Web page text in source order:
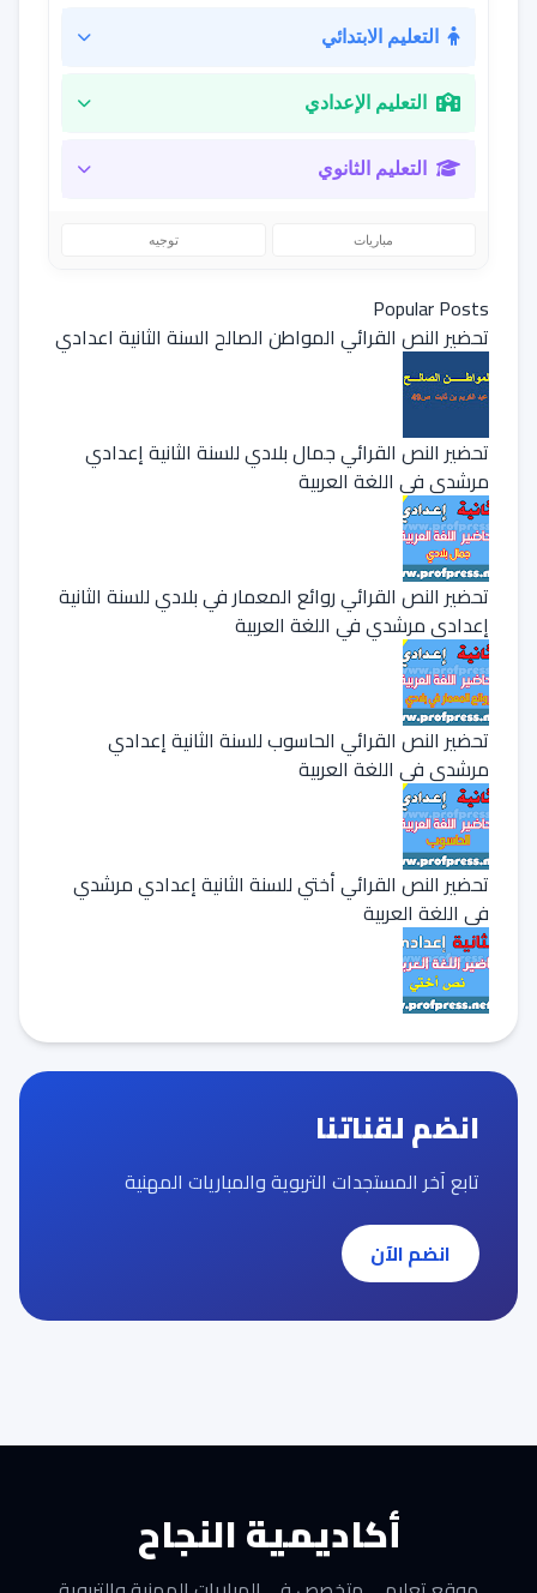
التعليم الابتدائي
التعليم الإعدادي
التعليم الثانوي
مباريات توجيه
Popular Posts
تحضير النص القرائي المواطن الصالح السنة الثانية اعدادي
تحضير النص القرائي جمال بلادي للسنة الثانية إعدادي
مرشدي في اللغة العربية
تحضير النص القرائي روائع المعمار في بلادي للسنة الثانية
إعدادي مرشدي في اللغة العربية
تحضير النص القرائي الحاسوب للسنة الثانية إعدادي
مرشدي في اللغة العربية
تحضير النص القرائي أختي للسنة الثانية إعدادي مرشدي
في اللغة العربية
انضم لقناتنا
تابع آخر المستجدات التربوية والمباريات المهنية
انضم الآن
أكاديمية النجاح